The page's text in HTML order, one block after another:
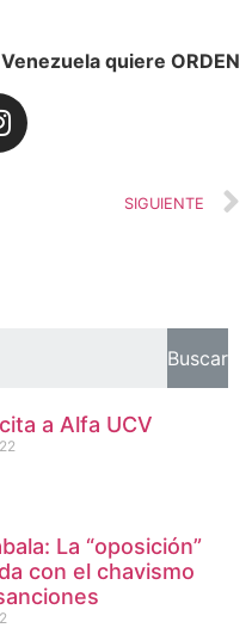
Venezuela quiere ORDEN
SIGUIENTE
Buscar
a Alfa UCV
La “oposición”
con el chavismo